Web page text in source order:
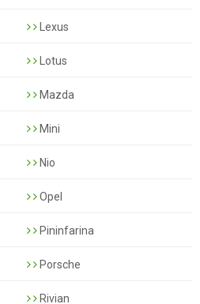
Lexus
Lotus
Mazda
Mini
Nio
Opel
Pininfarina
Porsche
Rivian